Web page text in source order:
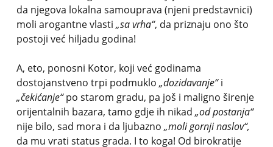
da njegova lokalna samouprava (njeni predstavnici)
moli arogantne vlasti „sa vrha“, da priznaju ono što
postoji već hiljadu godina!
A, eto, ponosni Kotor, koji već godinama
dostojanstveno trpi podmuklo „dozidavanje“i
„čekićanje“po starom gradu, pa još i maligno širenje
orijentalnih bazara, tamo gdje ih nikad „od postanja“
nije bilo, sad mora i da ljubazno „moli gornji naslov“,
da mu vrati status grada. I to koga! Od birokratije